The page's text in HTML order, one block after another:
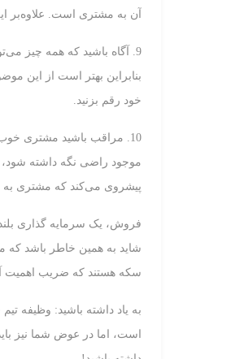
آن به مشتری است. علاوه‌بر
9. آگاه باشید که همه چیز
بنابراین بهتر است از این
خود رقم بزنید.
10. مراقب باشید مشتری
موجود راضی نگه داشته
پیشروی می‌کند كه مشتری به
فروش، یک سرمایه گذاری
شاید به همین خاطر باشد
سکه هستند که ضریب اهمیت
به یاد داشته باشید: وظیفه
است، اما در عوض شما نیز